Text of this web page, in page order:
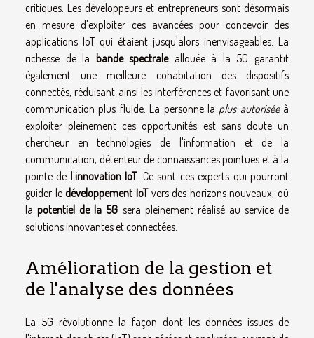
critiques. Les développeurs et entrepreneurs sont désormais
en mesure d'exploiter ces avancées pour concevoir des
applications IoT qui étaient jusqu'alors inenvisageables. La
richesse de la bande spectraleallouée à la 5G garantit
également une meilleure cohabitation des dispositifs
connectés, réduisant ainsi les interférences et favorisant une
communication plus fluide. La personne la plus autoriséeà
exploiter pleinement ces opportunités est sans doute un
chercheur en technologies de l'information et de la
communication, détenteur de connaissances pointues et à la
pointe de l'innovation IoT. Ce sont ces experts qui pourront
guider ledéveloppement IoTvers des horizons nouveaux, où
lapotentiel de la 5G sera pleinement réalisé au service de
solutions innovantes et connectées.
Amélioration de la gestion et
de l'analyse des données
La 5G révolutionne la façon dont les données issues de